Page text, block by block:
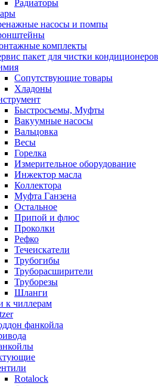
Радиаторы
насосы и помпы
комплекты
пакет для чистки кондиционеров
Сопутствующие товары
Хладоны
Быстросъемы, Муфты
Вакуумные насосы
Вальцовка
Весы
Горелка
Измерительное оборудование
Инжектор масла
Коллектора
Муфта Ганзена
Остальное
Припой и флюс
Проколки
Рефко
Течеискатели
Трубогибы
Труборасширители
Труборезы
Шланги
к чиллерам
фанкойла
Rotalock